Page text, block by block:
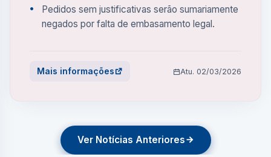
Pedidos sem justificativas serão sumariamente
negados por falta de embasamento legal.
Mais informações Atu. 02/03/2026
Ver Notícias Anteriores